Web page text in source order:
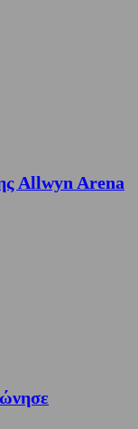
Allwyn Arena